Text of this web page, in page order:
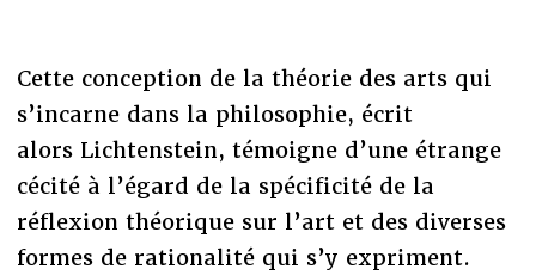
Cette conception de la théorie des arts qui
s’incarne dans la philosophie, écrit
alors Lichtenstein, témoigne d’une étrange
cécité à l’égard de la spécificité de la
réflexion théorique sur l’art et des diverses
formes de rationalité qui s’y expriment.